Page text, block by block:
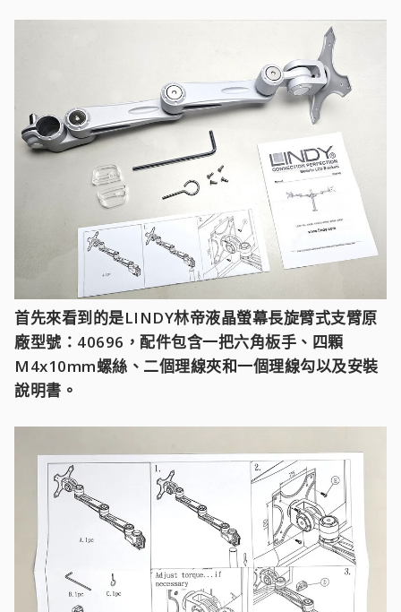
首先來看到的是LINDY林帝液晶螢幕長旋臂式支臂原
廠型號：40696，配件包含一把六角板手、四顆
M4x10mm螺絲、二個理線夾和一個理線勾以及安裝
說明書。